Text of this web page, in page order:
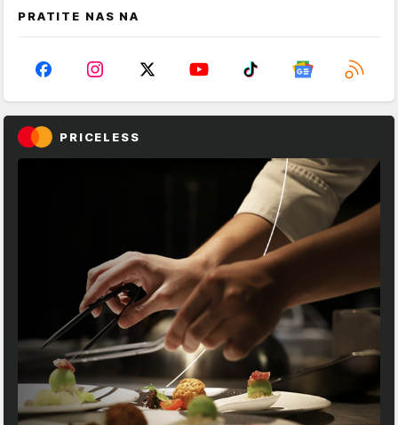
PRATITE NAS NA
PRICELESS